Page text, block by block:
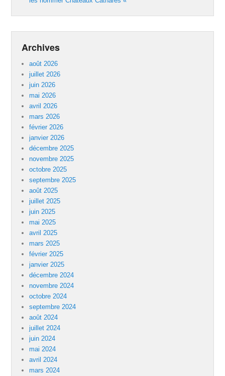
Archives
août 2026
juillet 2026
juin 2026
mai 2026
avril 2026
mars 2026
février 2026
janvier 2026
décembre 2025
novembre 2025
octobre 2025
septembre 2025
août 2025
juillet 2025
juin 2025
mai 2025
avril 2025
mars 2025
février 2025
janvier 2025
décembre 2024
novembre 2024
octobre 2024
septembre 2024
août 2024
juillet 2024
juin 2024
mai 2024
avril 2024
mars 2024